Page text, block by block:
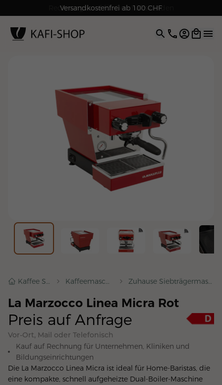
Versandkostenfrei ab 100 CHF
Rechnungskauf für Geschäftskunden
4.9| 5.0 Google
Open
Kaffee Shop Kaffeemaschinen Zuhause Siebträgermaschinen
La Marzocco Linea Micra Rot
Preis auf Anfrage
Vor-Ort, Mail oder Telefonisch
Kauf auf Rechnung für Unternehmen, Kliniken und
Bildungseinrichtungen
Die La Marzocco Linea Micra ist ideal für Home-Baristas, die
eine kompakte, schnell aufgeheizte Dual-Boiler-Maschine